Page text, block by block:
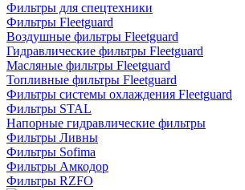
Фильтры для спецтехники
Фильтры Fleetguard
Воздушные фильтры Fleetguard
Гидравлические фильтры Fleetguard
Масляные фильтры Fleetguard
Топливные фильтры Fleetguard
Фильтры системы охлаждения Fleetguard
Фильтры STAL
Напорные гидравлические фильтры
Фильтры Ливны
Фильтры Sofima
Фильтры Амкодор
Фильтры RZFO